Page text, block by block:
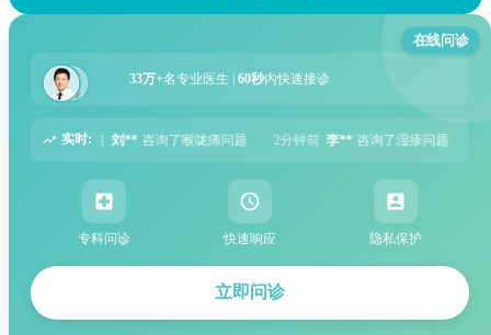
在线问诊
33万+名专业医生 | 60秒内快速接诊
实时:
痛问题 2分钟前 李** 咨询了湿疹问题 5分钟前 张** 咨询了过敏性鼻炎问题
专科问诊 快速响应 隐私保护
立即问诊